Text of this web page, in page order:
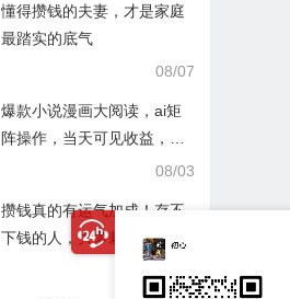
懂得攒钱的夫妻，才是家庭
最踏实的底气
08/07
爆款小说漫画大阅读，ai矩
阵操作，当天可见收益，号
08/03
攒钱真的有运气加成！存不
下钱的人，大多栽在这一点